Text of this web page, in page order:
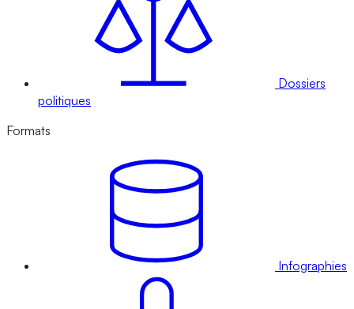
Dossiers
politiques
Formats
Infographies